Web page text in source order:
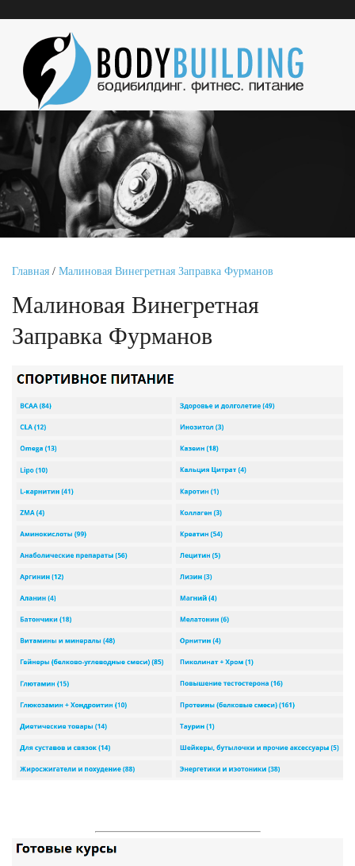
Главная / Малиновая Винегретная Заправка Фурманов
Малиновая Винегретная
Заправка Фурманов